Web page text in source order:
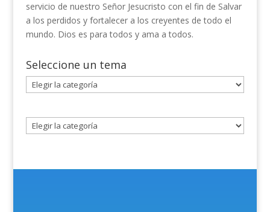
servicio de nuestro Señor Jesucristo con el fin de Salvar
a los perdidos y fortalecer a los creyentes de todo el
mundo. Dios es para todos y ama a todos.
Seleccione un tema
Seleccione
un